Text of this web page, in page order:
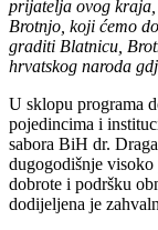
prijatelja ovog kraja,
Brotnjo, koji ćemo
graditi Blatnicu,
hrvatskog naroda
U sklopu programa
pojedincima i
sabora BiH dr.
dugogodišnje
dobrote i podršku
dodijeljena je